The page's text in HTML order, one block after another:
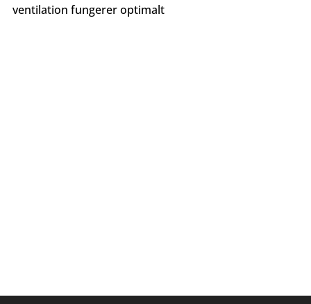
ventilation fungerer optimalt